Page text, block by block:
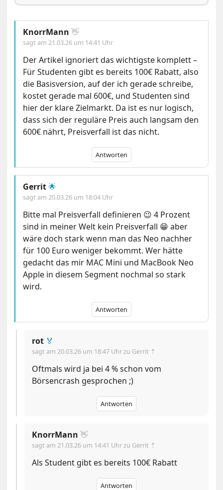
KnorrMann 👋
sagt am21.03.26 um 14:41 Uhr
Der Artikel ignoriert das wichtigste komplett –
Für Studenten gibt es bereits 100€ Rabatt, also
die Basisversion, auf der ich gerade schreibe,
kostet gerade mal 600€, und Studenten sind
hier der klare Zielmarkt. Da ist es nur logisch,
dass sich der reguläre Preis auch langsam den
600€ nährt, Preisverfall ist das nicht.
Antworten
Gerrit🌟
sagt am20.03.26 um 18:04 Uhr
Bitte mal Preisverfall definieren 😉 4 Prozent
sind in meiner Welt kein Preisverfall 😁 aber
wäre doch stark wenn man das Neo nachher
für 100 Euro weniger bekommt. Wer hätte
gedacht das mir MAC Mini und MacBook Neo
Apple in diesem Segment nochmal so stark
wird.
Antworten
rot 🏅
sagt am20.03.26 um 18:47 Uhrzu Gerrit ⇡
Oftmals wird ja bei 4 % schon vom
Börsencrash gesprochen ;)
Antworten
KnorrMann 👋
sagt am21.03.26 um 14:41 Uhrzu Gerrit ⇡
Als Student gibt es bereits 100€ Rabatt
Antworten